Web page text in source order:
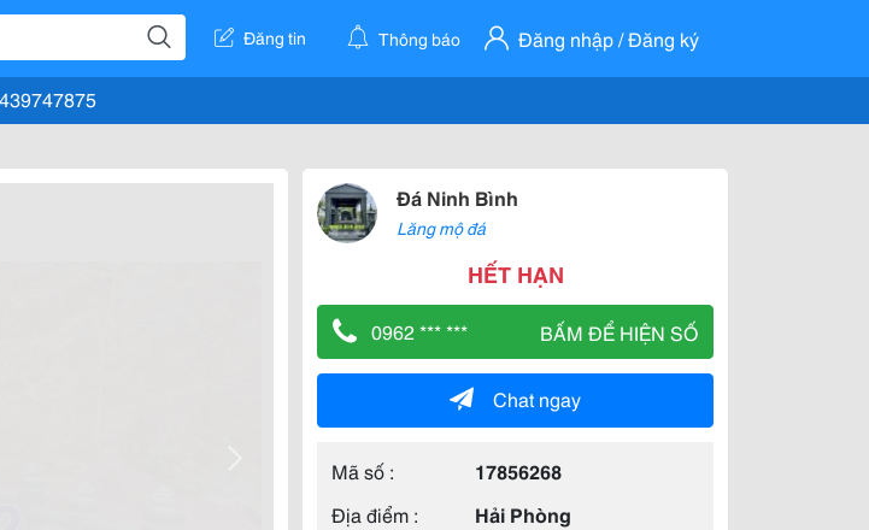
Đăng tin Thông báo Đăng nhập / Đăng ký
Đá Ninh Bình
Lăng mộ đá
HẾT HẠN
0962 *** *** BẤM ĐỂ HIỆN SỐ
Chat ngay
Mã số :
17856268
Địa điểm :
Hải Phòng